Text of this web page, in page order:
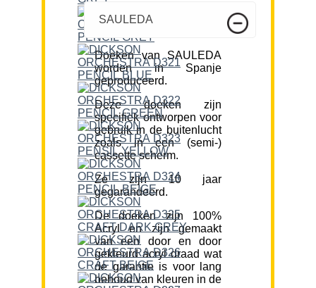
SAULEDA
Doeken van SAULEDA
worden in Spanje
geproduceerd.
Deze doeken zijn
specifiek ontworpen voor
gebruik in de buitenlucht
zoals in een (semi-)
cassette scherm.
Ze zijn 10 jaar
gegarandeerd.
De doeken zijn 100%
Acryl en zijn gemaakt
van een door en door
gekleurd acryl draad wat
de garantie is voor lang
behoud van kleuren in de